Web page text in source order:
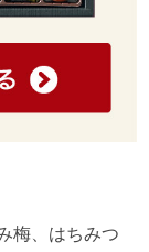
梅、はちみつ